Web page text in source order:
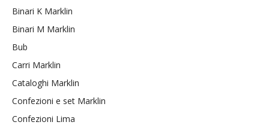
Binari K Marklin
Binari M Marklin
Bub
Carri Marklin
Cataloghi Marklin
Confezioni e set Marklin
Confezioni Lima